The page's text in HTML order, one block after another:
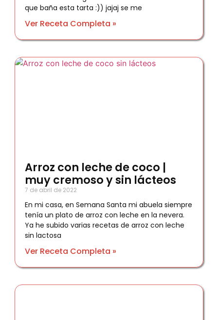
que baña esta tarta :)) jajaj se me
Ver Receta Completa »
Arroz con leche de coco |
muy cremoso y sin lácteos
7 de abril de 2022
En mi casa, en Semana Santa mi abuela siempre
tenía un plato de arroz con leche en la nevera.
Ya he subido varias recetas de arroz con leche
sin lactosa
Ver Receta Completa »